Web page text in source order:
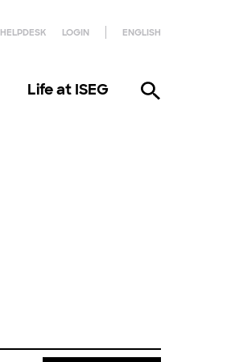
HELPDESK LOGIN ENGLISH
Life at ISEG